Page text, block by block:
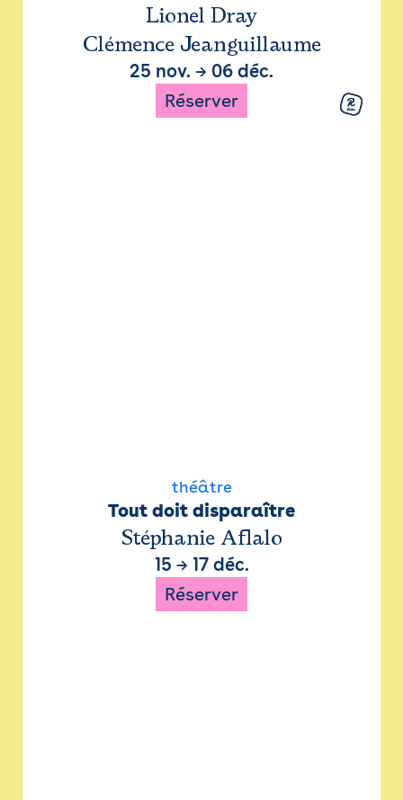
Lionel Dray
Clémence Jeanguillaume
25 nov. → 06 déc.
Réserver
théâtre
Tout doit disparaître
Stéphanie Aflalo
15 → 17 déc.
Réserver